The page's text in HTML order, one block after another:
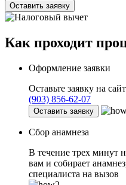
Оставить заявку
Как проходит
Оформление заявки
Оставьте заявку на
(903) 856-62-07
Оставить заявку
Сбор анамнеза
В течение трех минут
вам и собирает
специалиста на вызов